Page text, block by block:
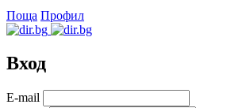
Поща Профил
Вход
Е-mail